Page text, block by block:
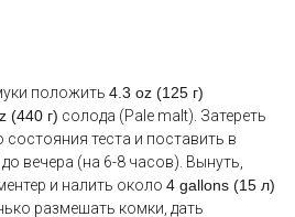
положить 4.3 oz (125 г)
(440 г) солода (Pale malt). Затереть
состояния теста и поставить в
вечера (на 6-8 часов). Вынуть,
и налить около 4 gallons (15 л)
размешать комки, дать